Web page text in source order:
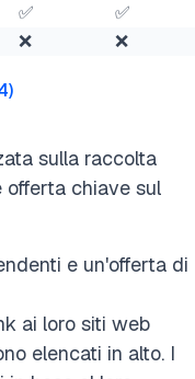
✅
✅
❌ ❌
)
sulla raccolta
offerta chiave sul
e un'offerta di
ai loro siti web
elencati in alto. I